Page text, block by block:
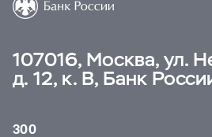
107016, Москва, ул.
д. 12, к. В, Банк
300